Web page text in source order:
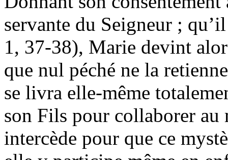
servante du Seigneur ;
1, 37-38), Marie devint
que nul péché ne la
se livra elle-même
son Fils pour collaborer au
intercède pour que ce